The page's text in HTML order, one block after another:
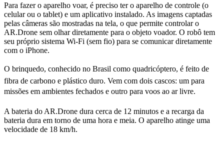
Para fazer o aparelho voar, é preciso ter o aparelho de controle (o
celular ou o tablet) e um aplicativo instalado. As imagens captadas
pelas câmeras são mostradas na tela, o que permite controlar o
AR.Drone sem olhar diretamente para o objeto voador. O robô tem
seu próprio sistema Wi-Fi (sem fio) para se comunicar diretamente
com o iPhone.
O brinquedo, conhecido no Brasil como quadricóptero, é feito de
fibra de carbono e plástico duro. Vem com dois cascos: um para
missões em ambientes fechados e outro para voos ao ar livre.
A bateria do AR.Drone dura cerca de 12 minutos e a recarga da
bateria dura em torno de uma hora e meia. O aparelho atinge uma
velocidade de 18 km/h.